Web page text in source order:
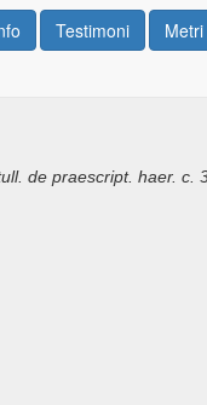
Testimoni Metri
de praescript. haer. c.